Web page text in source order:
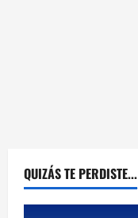
QUIZÁS TE PERDISTE...